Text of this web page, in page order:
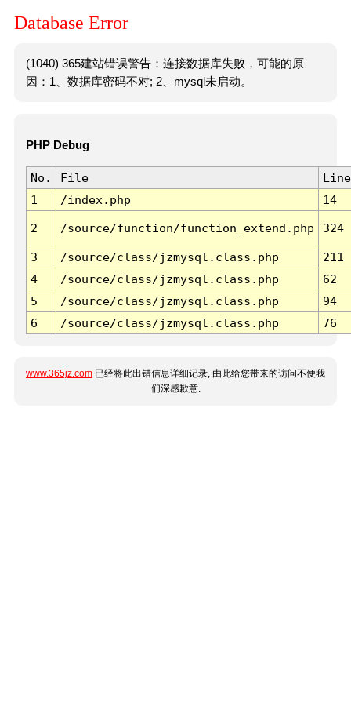
Database Error
(1040) 365建站错误警告：连接数据库失败，可能的原
因：1、数据库密码不对; 2、mysql未启动。
PHP Debug
No. File
Line
1
/index.php 14
2 /source/function/function_extend.php 324
3 /source/class/jzmysql.class.php
211
4
/source/class/jzmysql.class.php
62
5
/source/class/jzmysql.class.php
94
6
/source/class/jzmysql.class.php 76
www.365jz.com 已经将此出错信息详细记录, 由此给您带来的访问不便我
们深感歉意.